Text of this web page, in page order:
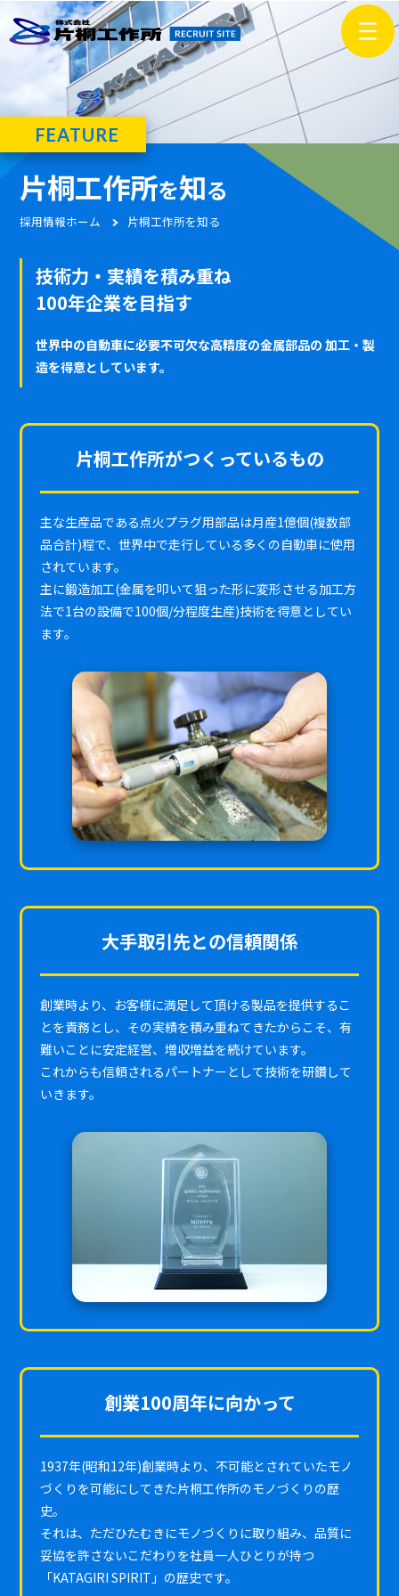
FEATURE
片桐工作所を知る
採用情報ホーム 片桐工作所を知る
技術力・実績を積み重ね
100年企業を目指す
世界中の自動車に必要不可欠な高精度の金属部品の 加工・製
造を得意としています。
片桐工作所がつくっているもの
主な生産品である点火プラグ用部品は月産1億個(複数部
品合計)程で、世界中で走行している多くの自動車に使用
されています。
主に鍛造加工(金属を叩いて狙った形に変形させる加工方
法で1台の設備で100個/分程度生産)技術を得意としてい
ます。
大手取引先との信頼関係
創業時より、お客様に満足して頂ける製品を提供するこ
とを責務とし、その実績を積み重ねてきたからこそ、有
難いことに安定経営、増収増益を続けています。
これからも信頼されるパートナーとして技術を研鑽して
いきます。
創業100周年に向かって
1937年(昭和12年)創業時より、不可能とされていたモノ
づくりを可能にしてきた片桐工作所のモノづくりの歴
史。
それは、ただひたむきにモノづくりに取り組み、品質に
妥協を許さないこだわりを社員一人ひとりが持つ
「KATAGIRI SPIRIT」の歴史です。